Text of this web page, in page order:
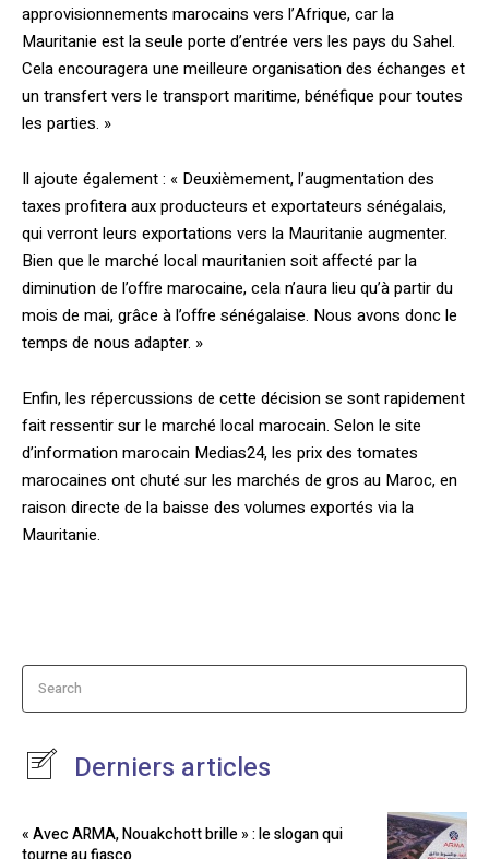
approvisionnements marocains vers l’Afrique, car la
Mauritanie est la seule porte d’entrée vers les pays du Sahel.
Cela encouragera une meilleure organisation des échanges et
un transfert vers le transport maritime, bénéfique pour toutes
les parties. »
Il ajoute également : « Deuxièmement, l’augmentation des
taxes profitera aux producteurs et exportateurs sénégalais,
qui verront leurs exportations vers la Mauritanie augmenter.
Bien que le marché local mauritanien soit affecté par la
diminution de l’offre marocaine, cela n’aura lieu qu’à partir du
mois de mai, grâce à l’offre sénégalaise. Nous avons donc le
temps de nous adapter. »
Enfin, les répercussions de cette décision se sont rapidement
fait ressentir sur le marché local marocain. Selon le site
d’information marocain Medias24, les prix des tomates
marocaines ont chuté sur les marchés de gros au Maroc, en
raison directe de la baisse des volumes exportés via la
Mauritanie.
Search
Derniers articles
« Avec ARMA, Nouakchott brille » : le slogan qui